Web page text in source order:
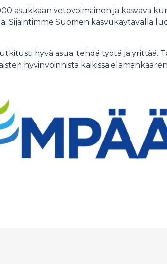
asukkaan vetovoimainen ja kasvava
Sijaintimme Suomen kasvukäytävällä
hyvä asua, tehdä työtä ja yrittää.
hyvinvoinnista kaikissa elämänkaaren